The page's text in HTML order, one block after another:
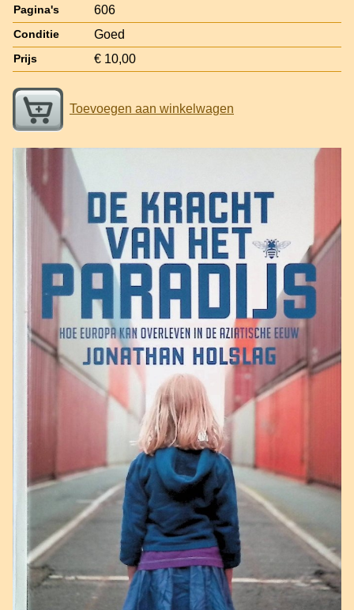
Pagina's 606
Conditie Goed
Prijs € 10,00
Toevoegen aan winkelwagen